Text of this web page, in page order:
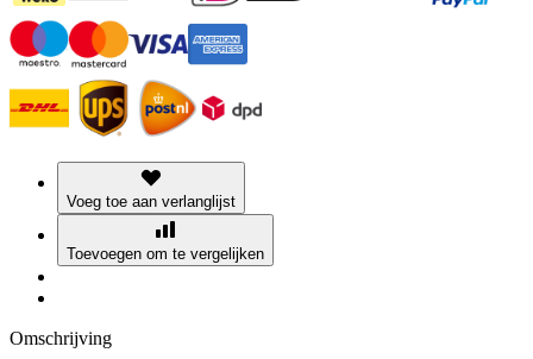
Voeg toe aan verlanglijst
Toevoegen om te vergelijken
Omschrijving